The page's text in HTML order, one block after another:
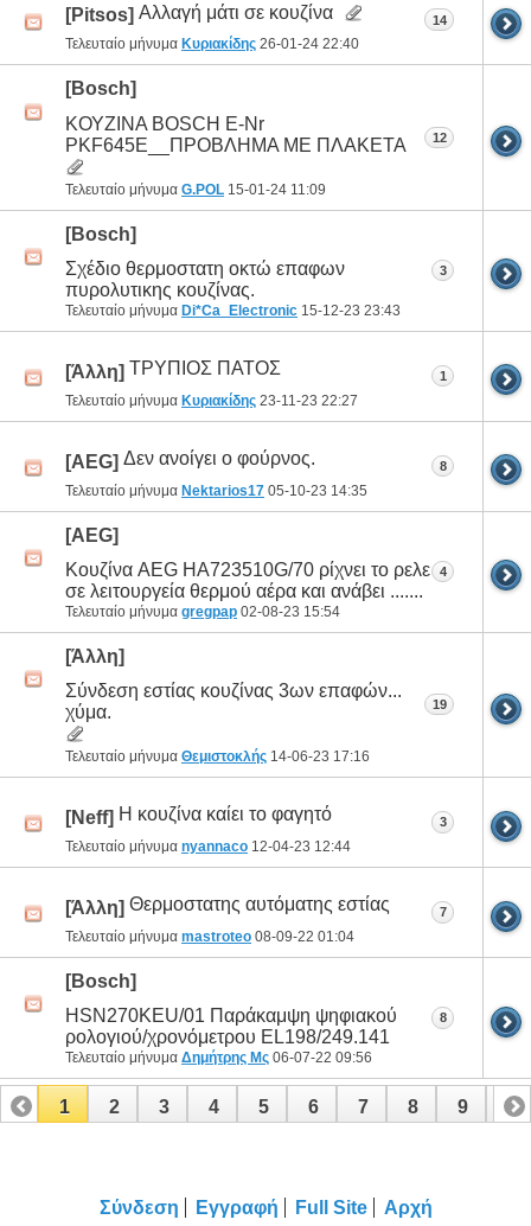
[Pitsos] Αλλαγή μάτι σε κουζίνα
Τελευταίο μήνυμα Κυριακίδης 26-01-24 22:40
14
[Bosch]
ΚΟΥΖΙΝΑ BOSCH E-Nr
PKF645E__ΠΡΟΒΛΗΜΑ ΜΕ ΠΛΑΚΕΤΑ
Τελευταίο μήνυμα G.POL 15-01-24 11:09
12
[Bosch]
Σχέδιο θερμοστατη οκτώ επαφων
πυρολυτικης κουζίνας.
Τελευταίο μήνυμα Di*Ca_Electronic 15-12-23 23:43
3
[Άλλη] ΤΡΥΠΙΟΣ ΠΑΤΟΣ
Τελευταίο μήνυμα Κυριακίδης 23-11-23 22:27
1
[AEG] Δεν ανοίγει ο φούρνος.
Τελευταίο μήνυμα Nektarios17 05-10-23 14:35
8
[AEG]
Κουζίνα AEG HA723510G/70 ρίχνει το ρελε
σε λειτουργεία θερμού αέρα και ανάβει .......
Τελευταίο μήνυμα gregpap 02-08-23 15:54
4
[Άλλη]
Σύνδεση εστίας κουζίνας 3ων επαφών...
χύμα.
Τελευταίο μήνυμα Θεμιστοκλής 14-06-23 17:16
19
[Neff] Η κουζίνα καίει το φαγητό
Τελευταίο μήνυμα nyannaco 12-04-23 12:44
3
[Άλλη] Θερμοστατης αυτόματης εστίας
Τελευταίο μήνυμα mastroteo 08-09-22 01:04
7
[Bosch]
HSN270KEU/01 Παράκαμψη ψηφιακού
ρολογιού/χρονόμετρου EL198/249.141
Τελευταίο μήνυμα Δημήτρης Μς 06-07-22 09:56
8
1 2 3 4 5 6 7 8 9 10
Σύνδεση Εγγραφή Full Site Αρχή